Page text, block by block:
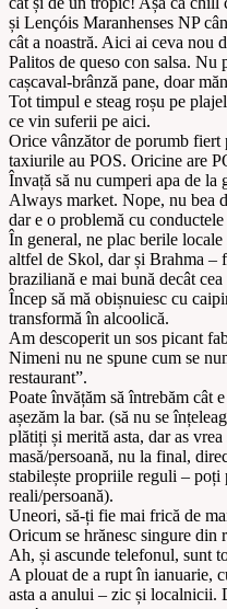
și Lençóis Maranhenses NP
cât a noastră. Aici ai ceva nou
Palitos de queso con salsa.
cașcaval-brânză pane, doar
Tot timpul e steag roșu pe
ce vin suferii pe aici.
Orice vânzător de porumb
taxiurile au POS. Oricine are
Învață să nu cumperi apa de la
Always market. Nope, nu bea
dar e o problemă cu
În general, ne plac berile
altfel de Skol, dar și Brahma –
braziliană e mai bună decât cea
Încep să mă obișnuiesc cu
transformă în alcoolică.
Am descoperit un sos picant
Nimeni nu ne spune cum se
restaurant”.
Poate învățăm să întrebăm cât
așezăm la bar. (să nu se
plătiți și merită asta, dar as
masă/persoană, nu la final,
stabilește propriile reguli – poți
reali/persoană).
Uneori, să-ți fie mai frică de
Oricum se hrănesc singure din
Ah, și ascunde telefonul, sunt
A plouat de a rupt în ianuarie,
asta a anului – zic și localnicii.